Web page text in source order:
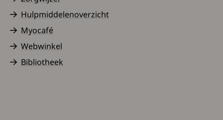
Hulpmiddelenoverzicht
Myocafé
Webwinkel
Bibliotheek